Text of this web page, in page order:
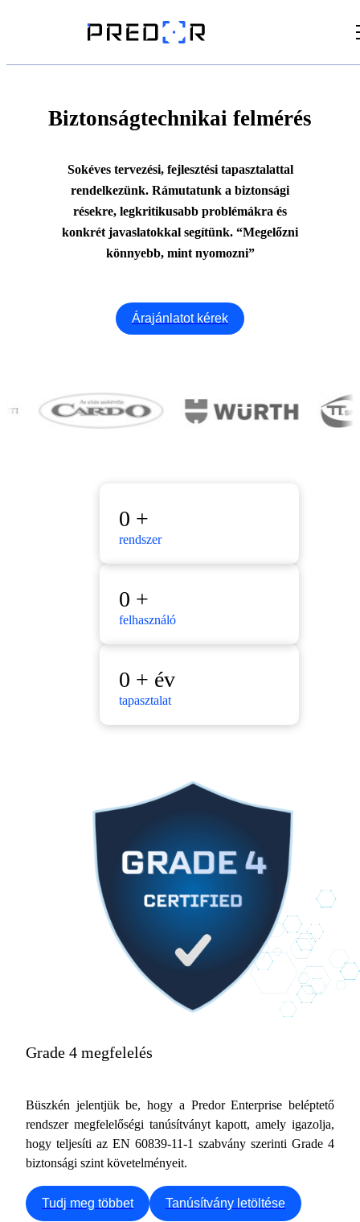
Videók
Dokumentumtár
Biztonságtechnikai felmérés
Sokéves tervezési, fejlesztési tapasztalattal
rendelkezünk. Rámutatunk a biztonsági
résekre, legkritikusabb problémákra és
konkrét javaslatokkal segítünk. “Megelőzni
könnyebb, mint nyomozni”
Árajánlatot kérek
0 +
rendszer
0 +
felhasználó
0 + év
tapasztalat
Grade 4 megfelelés
Büszkén jelentjük be, hogy a Predor Enterprise beléptető
rendszer megfelelőségi tanúsítványt kapott, amely igazolja,
hogy teljesíti az EN 60839-11-1 szabvány szerinti Grade 4
biztonsági szint követelményeit.
Tudj meg többet Tanúsítvány letöltése